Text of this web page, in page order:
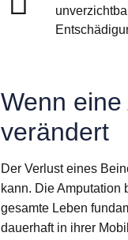
Wenn eine
verändert
Der Verlust eines
kann. Die Amputation
gesamte Leben
dauerhaft in ihrer